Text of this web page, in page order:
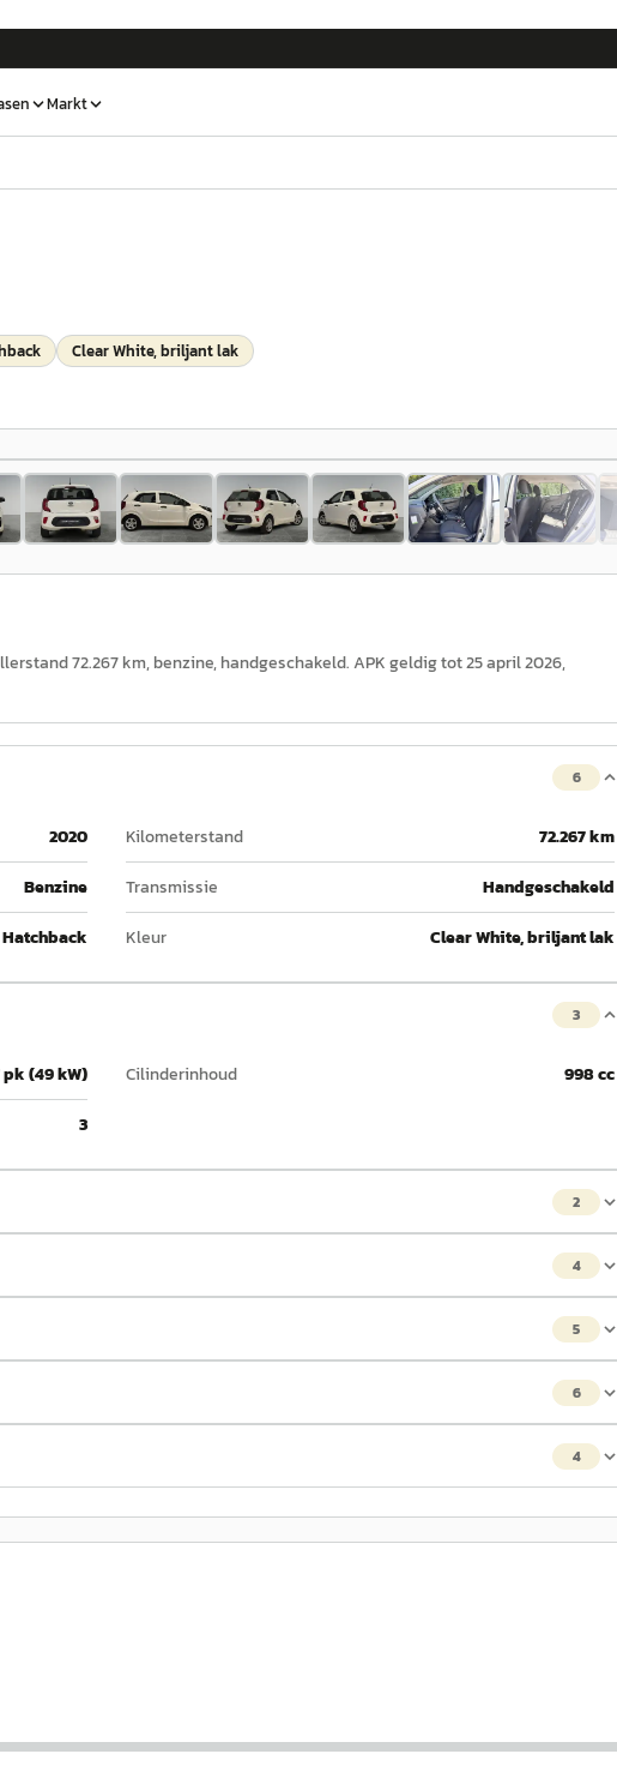
Markt
Clear White, briljant lak
1
72.267 km, benzine, handgeschakeld. APK geldig tot 25 april 2026,
6
2020 Kilometerstand
72.267 km
Benzine Transmissie
Handgeschakeld
Hatchback Kleur Clear White, briljant lak
3
pk (49 kW) Cilinderinhoud
998 cc
3
2
4
5
6
4